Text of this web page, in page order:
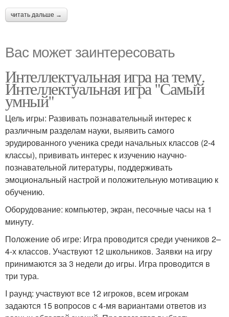
читать дальше →
Вас может заинтересовать
Интеллектуальная игра на тему.
Интеллектуальная игра "Самый
умный"
Цель игры: Развивать познавательный интерес к
различным разделам науки, выявить самого
эрудированного ученика среди начальных классов (2-4
классы), прививать интерес к изучению научно-
познавательной литературы, поддерживать
эмоциональный настрой и положительную мотивацию к
обучению.
Оборудование: компьютер, экран, песочные часы на 1
минуту.
Положение об игре: Игра проводится среди учеников 2–
4-х классов. Участвуют 12 школьников. Заявки на игру
принимаются за 3 недели до игры. Игра проводится в
три тура.
I раунд: участвуют все 12 игроков, всем игрокам
задаются 15 вопросов с 4-мя вариантами ответов из